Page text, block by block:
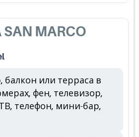
MARCO
балкон или терраса в
фен, телевизор,
телефон, мини-бар,